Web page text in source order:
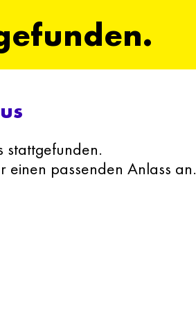
stattgefunden.
einen passenden Anlass an.